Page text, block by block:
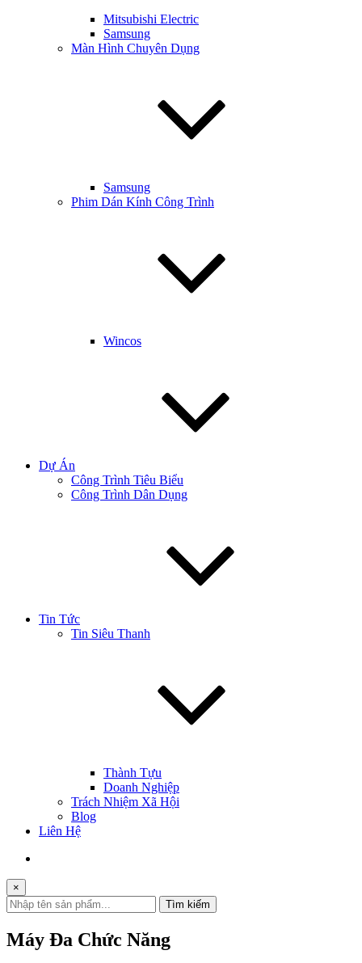
Mitsubishi Electric
Samsung
Màn Hình Chuyên Dụng
Samsung
Phim Dán Kính Công Trình
Wincos
Dự Án
Công Trình Tiêu Biểu
Công Trình Dân Dụng
Tin Tức
Tin Siêu Thanh
Thành Tựu
Doanh Nghiệp
Trách Nhiệm Xã Hội
Blog
Liên Hệ
×
Tìm kiếm
Máy Đa Chức Năng